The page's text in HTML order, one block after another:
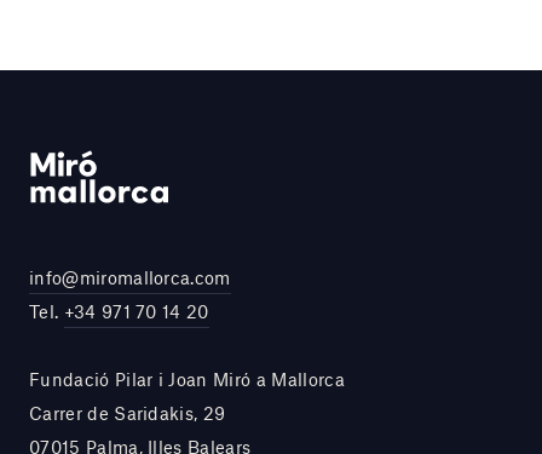
info@miromallorca.com
Tel. +34 971 70 14 20
Fundació Pilar i Joan Miró a Mallorca
Carrer de Saridakis, 29
07015 Palma, Illes Balears